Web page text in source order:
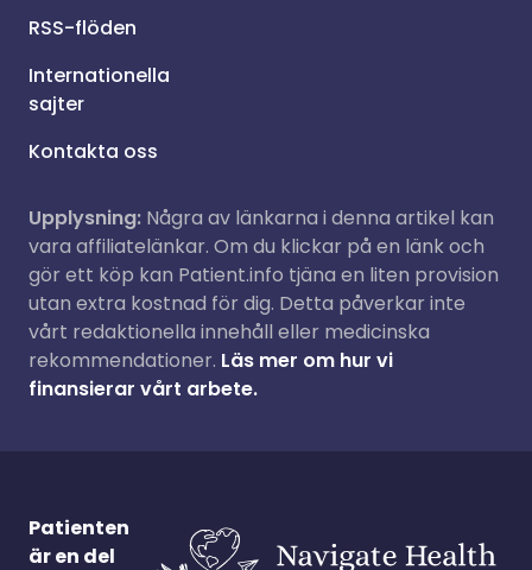
RSS-flöden
Internationella
sajter
Kontakta oss
Upplysning: Några av länkarna i denna artikel kan
vara affiliatelänkar. Om du klickar på en länk och
gör ett köp kan Patient.info tjäna en liten provision
utan extra kostnad för dig. Detta påverkar inte
vårt redaktionella innehåll eller medicinska
rekommendationer. Läs mer om hur vi
finansierar vårt arbete.
Patienten
är en del